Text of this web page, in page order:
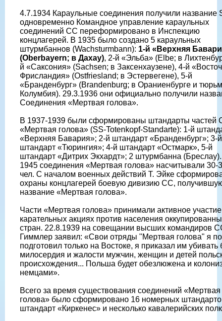
4.7.1934 Караульные соединения получили название
одновременно Командное управление караульных
соединений СС переформировано в Инспекцию
концлагерей. В 1935 было создано 5 караульных
штурмбаннов (Wachsturmbann): 1-й «Верхняя
(Oberbayern; в Дахау), 2-й «Эльба» (Elbe; в
й «Саксония» (Sachsen; в Заксенхаузене), 4-й
Фрисландия» (Ostfriesland; в Эстервегене), 5-й
«Бранденбург» (Brandenburg; в Ораниенбурге и
Колумбия). 29.3.1936 они официально получили
Соединения «Мертвая голова».
В 1937-1939 были сформированы штандарты частей
«Мертвая голова» (SS-Totenkopf-Standarte): 1-й
«Верхняя Бавария»; 2-й штандарт «Бранденбург»; 3-й
штандарт «Тюрингия»; 4-й штандарт «Остмарк», 5-й
штандарт «Дитрих Экхардт»; 2 штурмбанна
1945 соединения «Мертвая голова» насчитывали 30-
чел. С началом военных действий Т. Эйке
охраны концлагерей боевую дивизию СС,
название «Мертвая голова».
Части «Мертвая голова» принимали активное
карательных акциях против населения
стран. 22.8.1939 на совещании высших командиров
Гиммлер заявил: «Свои отряды "Мертвая голова" я
подготовил только на Востоке, я приказал им убивать
милосердия и жалости мужчин, женщин и детей
происхождения... Польша будет обезлюжена и
немцами».
Всего за время существования соединений «Мертвая
голова» было сформировано 16 номерных
штандарт «Киркенес» и несколько кавалерийских